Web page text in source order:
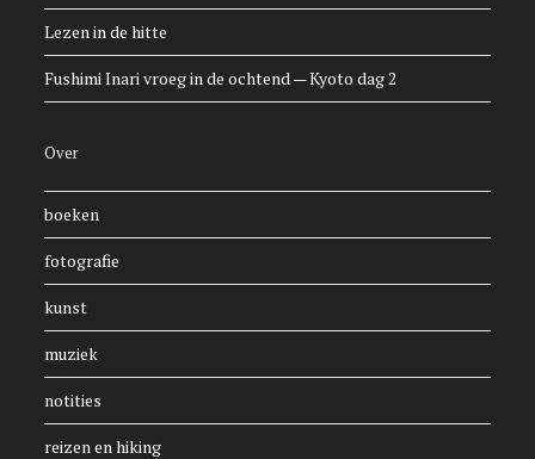
Lezen in de hitte
Fushimi Inari vroeg in de ochtend — Kyoto dag 2
Over
boeken
fotografie
kunst
muziek
notities
reizen en hiking